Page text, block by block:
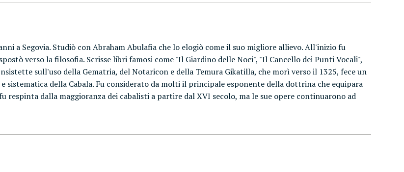
a Segovia. Studiò con Abraham Abulafia che lo elogiò come il suo migliore allievo. All'inizio fu
verso la filosofia. Scrisse libri famosi come "Il Giardino delle Noci", "Il Cancello dei Punti Vocali",
sull'uso della Gematria, del Notaricon e della Temura Gikatilla, che morì verso il 1325, fece un
della Cabala. Fu considerato da molti il principale esponente della dottrina che equipara
dalla maggioranza dei cabalisti a partire dal XVI secolo, ma le sue opere continuarono ad